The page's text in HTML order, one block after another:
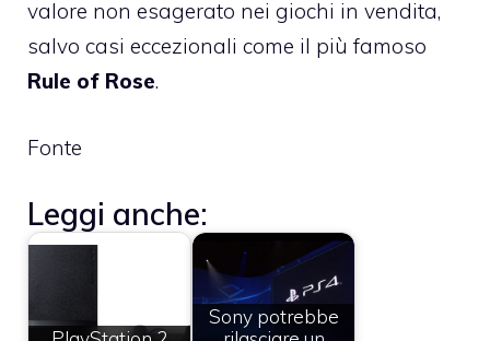
valore non esagerato nei giochi in vendita,
salvo casi eccezionali come il più famoso
Rule of Rose.
Fonte
Leggi anche:
Sony potrebbe